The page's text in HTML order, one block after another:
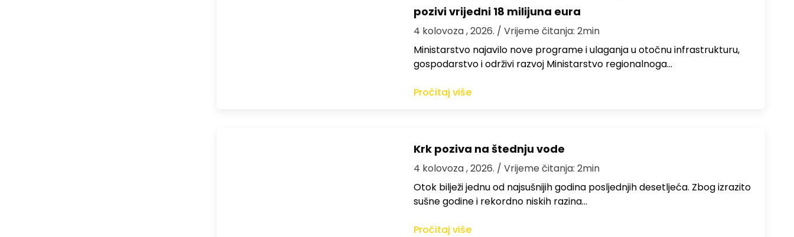
pozivi vrijedni 18 milijuna eura
4 kolovoza , 2026. / Vrijeme čitanja: 2min
Ministarstvo najavilo nove programe i ulaganja u otočnu infrastrukturu,
gospodarstvo i održivi razvoj Ministarstvo regionalnoga…
Pročitaj više
Krk poziva na štednju vode
4 kolovoza , 2026. / Vrijeme čitanja: 2min
Otok bilježi jednu od najsušnijih godina posljednjih desetljeća. Zbog izrazito
sušne godine i rekordno niskih razina…
Pročitaj više